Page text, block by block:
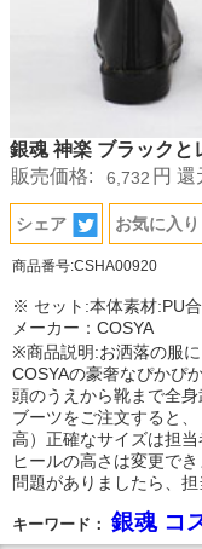
銀魂 神楽 ブラックと
販売価格:
6,732 円 還
シェア お気に入り
商品番号:CSHA00920
※ セット:本体素材:PU
メーカー：COSYA
※商品説明:お洒落の服に
COSYAの豪奢なぴかぴ
頭のうえから靴まで全
ブーツをご注文すると
高）正確なサイズは担当
ヒールの高さは変更で
問題がありましたら、
キーワード： 銀魂 コ